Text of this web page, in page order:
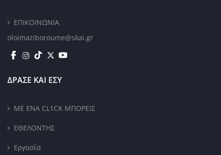
ΕΠΙΚΟΙΝΩΝΙΑ
oloimaziboroume@skai.gr
ΔΡΑΣΕ ΚΑΙ ΕΣΥ
ΜΕ ΕΝΑ CL1CK ΜΠΟΡΕΙΣ
ΕΘΕΛΟΝΤΗΣ
Εργασία